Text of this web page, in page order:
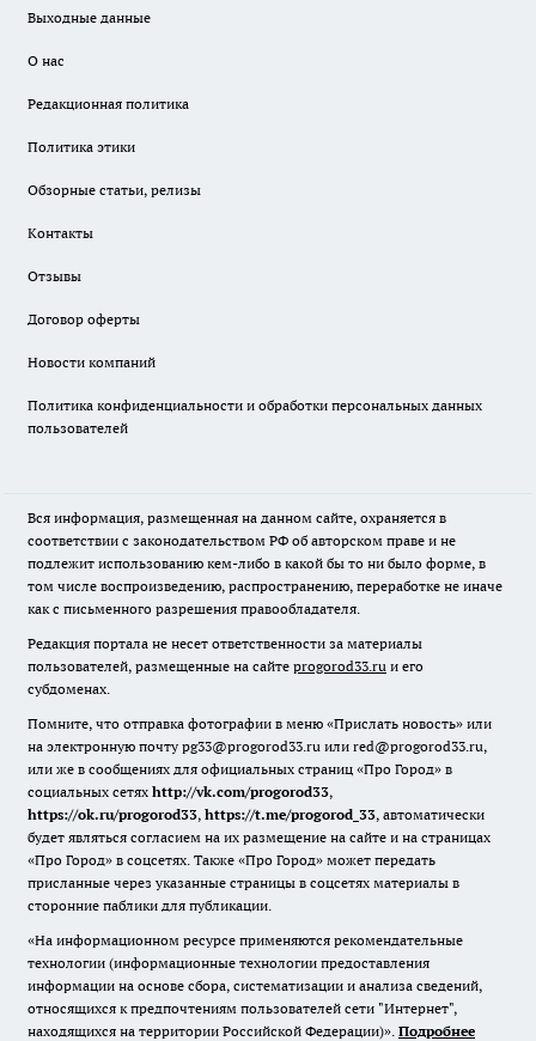
Выходные данные
О нас
Редакционная политика
Политика этики
Обзорные статьи, релизы
Контакты
Отзывы
Договор оферты
Новости компаний
Политика конфиденциальности и обработки персональных данных
пользователей
Вся информация, размещенная на данном сайте, охраняется в
соответствии с законодательством РФ об авторском праве и не
подлежит использованию кем-либо в какой бы то ни было форме, в
том числе воспроизведению, распространению, переработке не иначе
как с письменного разрешения правообладателя.
Редакция портала не несет ответственности за материалы
пользователей, размещенные на сайте progorod33.ru и его
субдоменах.
Помните, что отправка фотографии в меню «Прислать новость» или
на электронную почту pg33@progorod33.ru или red@progorod33.ru,
или же в сообщениях для официальных страниц «Про Город» в
социальных сетях http://vk.com/progorod33,
https://ok.ru/progorod33, https://t.me/progorod_33, автоматически
будет являться согласием на их размещение на сайте и на страницах
«Про Город» в соцсетях. Также «Про Город» может передать
присланные через указанные страницы в соцсетях материалы в
сторонние паблики для публикации.
«На информационном ресурсе применяются рекомендательные
технологии (информационные технологии предоставления
информации на основе сбора, систематизации и анализа сведений,
относящихся к предпочтениям пользователей сети "Интернет",
находящихся на территории Российской Федерации)». Подробнее